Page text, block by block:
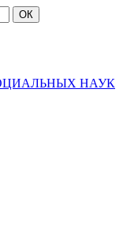
ОК